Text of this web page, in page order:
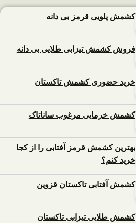
کشمش پلویی قرمز بی دانه
فروش کشمش تیزابی طلایی بی دانه
خرید حضوری کشمش تاکستان
کشمش خرمایی مرغوب ساناتاک
بهترین کشمش قرمز آفتابی را از کجا
خرید کنم؟
کشمش آفتابی تاکستان قزوین
کشمش طلایی تیزابی تاکستان